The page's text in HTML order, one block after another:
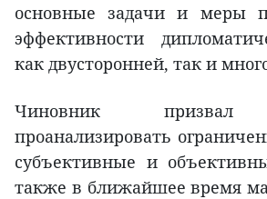
основные задачи и меры
эффективности
как двусторонней, так и
Чиновник призвал
проанализировать
субъективные и
также в ближайшее время